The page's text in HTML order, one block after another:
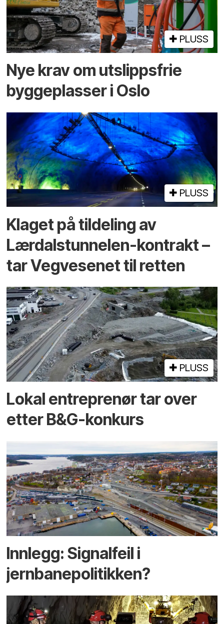
PLUSS
Nye krav om utslippsfrie
byggeplasser i Oslo
PLUSS
Klaget på tildeling av
Lærdalstunnelen-kontrakt –
tar Vegvesenet til retten
PLUSS
Lokal entreprenør tar over
etter B&G-konkurs
Innlegg: Signalfeil i
jernbanepolitikken?